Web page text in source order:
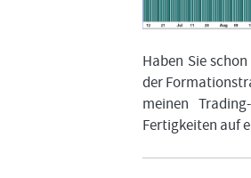
Haben Sie
der
meinen
Fertigkeiten auf